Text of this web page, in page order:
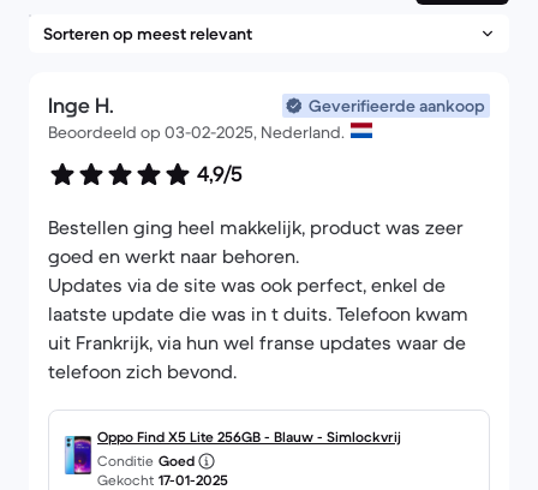
Inge H.
Geverifieerde aankoop
Beoordeeld op 03-02-2025, Nederland.
4,9/5
Bestellen ging heel makkelijk, product was zeer
goed en werkt naar behoren.
Updates via de site was ook perfect, enkel de
laatste update die was in t duits. Telefoon kwam
uit Frankrijk, via hun wel franse updates waar de
telefoon zich bevond.
Oppo Find X5 Lite 256GB - Blauw - Simlockvrij
Conditie Goed
Gekocht 17-01-2025